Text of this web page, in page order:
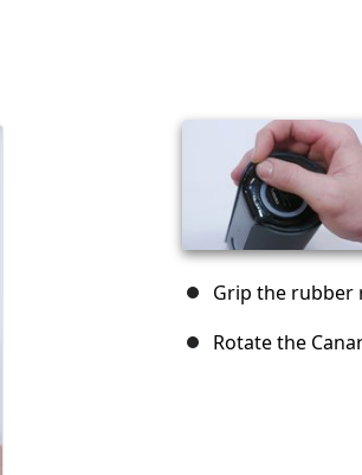
Grip the rubber
Rotate the